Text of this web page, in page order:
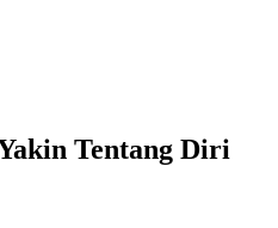
Tentang Diri